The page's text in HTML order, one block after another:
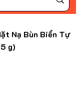
Nạ Bùn Biển Tự
g)